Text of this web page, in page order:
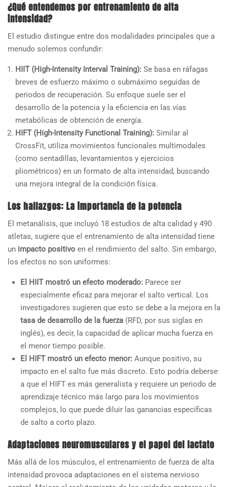
¿Qué entendemos por entrenamiento de alta
intensidad?
El estudio distingue entre dos modalidades principales que a
menudo solemos confundir:
HIIT (High-Intensity Interval Training): Se basa en ráfagas
breves de esfuerzo máximo o submáximo seguidas de
periodos de recuperación. Su enfoque suele ser el
desarrollo de la potencia y la eficiencia en las vías
metabólicas de obtención de energía.
HIFT (High-Intensity Functional Training): Similar al
CrossFit, utiliza movimientos funcionales multimodales
(como sentadillas, levantamientos y ejercicios
pliométricos) en un formato de alta intensidad, buscando
una mejora integral de la condición física.
Los hallazgos: La importancia de la potencia
El metanálisis, que incluyó 18 estudios de alta calidad y 490
atletas, sugiere que el entrenamiento de alta intensidad tiene
un impacto positivo en el rendimiento del salto. Sin embargo,
los efectos no son uniformes:
El HIIT mostró un efecto moderado: Parece ser
especialmente eficaz para mejorar el salto vertical. Los
investigadores sugieren que esto se debe a la mejora en la
tasa de desarrollo de la fuerza (RFD, por sus siglas en
inglés), es decir, la capacidad de aplicar mucha fuerza en
el menor tiempo posible.
El HIFT mostró un efecto menor: Aunque positivo, su
impacto en el salto fue más discreto. Esto podría deberse
a que el HIFT es más generalista y requiere un periodo de
aprendizaje técnico más largo para los movimientos
complejos, lo que puede diluir las ganancias específicas
de salto a corto plazo.
Adaptaciones neuromusculares y el papel del lactato
Más allá de los músculos, el entrenamiento de fuerza de alta
intensidad provoca adaptaciones en el sistema nervioso